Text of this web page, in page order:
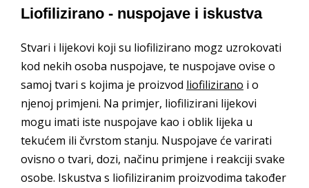
Liofilizirano - nuspojave i iskustva
Stvari i lijekovi koji su liofilizirano mogz uzrokovati
kod nekih osoba nuspojave, te nuspojave ovise o
samoj tvari s kojima je proizvod liofilizirano i o
njenoj primjeni. Na primjer, liofilizirani lijekovi
mogu imati iste nuspojave kao i oblik lijeka u
tekućem ili čvrstom stanju. Nuspojave će varirati
ovisno o tvari, dozi, načinu primjene i reakciji svake
osobe. Iskustva s liofiliziranim proizvodima također